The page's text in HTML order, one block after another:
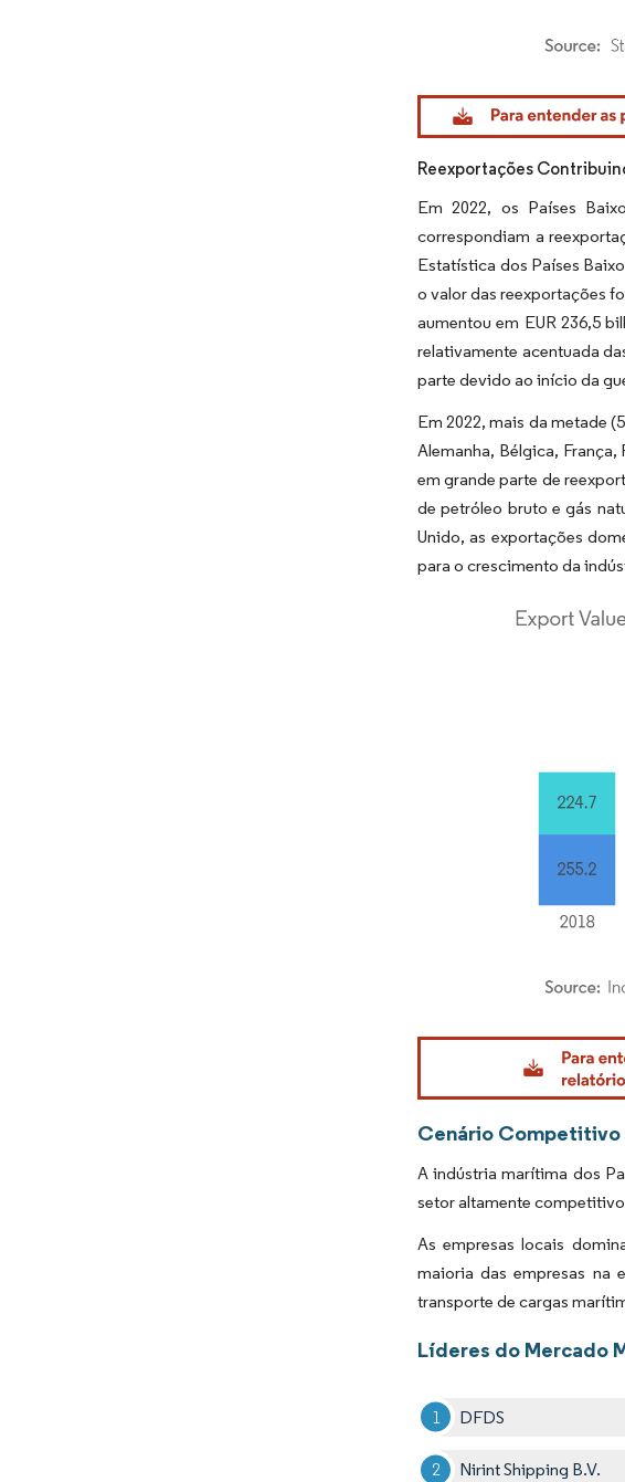
Imagem © Mordor Intelligence. O
Reexportações
Em 2022, os Países
correspondiam a
Estatística dos Países
o valor das reexportações
aumentou em EUR 236,5
relativamente acentuada
parte devido ao início da
Em 2022, mais da metade
Alemanha, Bélgica,
em grande parte de
de petróleo bruto e gás
Unido, as exportações
para o crescimento da
Imagem © Mordor Intelligence. O
Cenário Competitivo
A indústria marítima dos
setor altamente
As empresas locais
maioria das empresas na
transporte de cargas
Líderes do Mercado
DFDS
Nirint Shipping B.V.